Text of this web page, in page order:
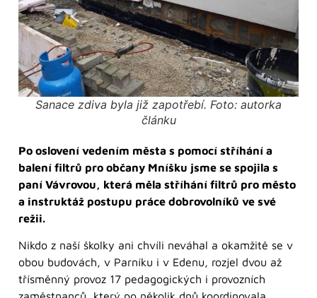
Sanace zdiva byla již zapotřebí. Foto: autorka
článku
Po oslovení vedením města s pomocí stříhání a
balení filtrů pro občany Mníšku jsme se spojila s
paní Vávrovou, která měla stříhání filtrů pro město
a instruktáž postupu práce dobrovolníků ve své
režii.
Nikdo z naší školky ani chvíli neváhal a okamžitě se v
obou budovách, v Parníku i v Edenu, rozjel dvou až
třísměnný provoz 17 pedagogických i provozních